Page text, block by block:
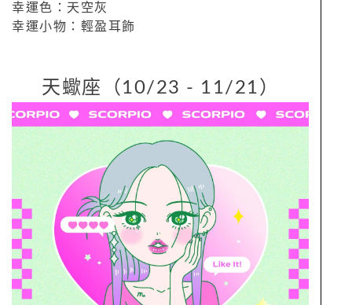
幸運色：天空灰
幸運小物：輕盈耳飾
天蠍座（10/23 - 11/21）